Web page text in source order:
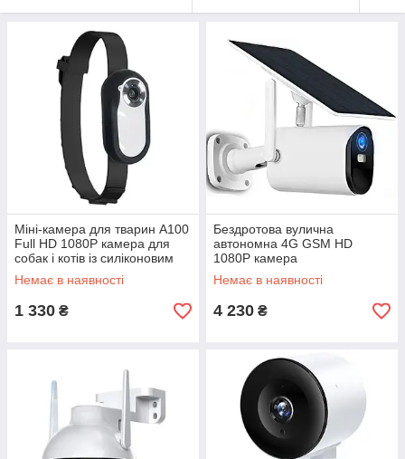
Міні-камера для тварин A100
Full HD 1080P камера для
собак і котів із силіконовим
нашийником захистом від
вологи та екраном
Немає в наявності
1 330 ₴
Бездротова вулична
автономна 4G GSM HD
1080P камера
відеоспостереження Solar
SE22 з сонячною панеллю
Немає в наявності
4 230 ₴